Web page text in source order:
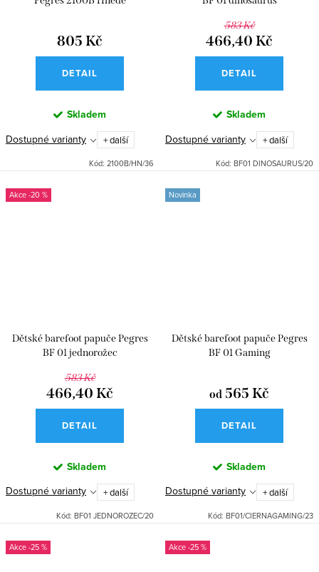
805 Kč
DETAIL
Skladem
Dostupné varianty + další
Kód: 2100B/HN/36
583 Kč
466,40 Kč
DETAIL
Skladem
Dostupné varianty + další
Kód: BF01 DINOSAURUS/20
-20 %
Dětské barefoot papuče Pegres
BF 01 jednorožec
583 Kč
466,40 Kč
DETAIL
Skladem
Dostupné varianty + další
Kód: BF01 JEDNOROZEC/20
Novinka
Dětské barefoot papuče Pegres
BF 01 Gaming
od 565 Kč
DETAIL
Skladem
Dostupné varianty + další
Kód: BF01/CIERNAGAMING/23
-25 % -25 %